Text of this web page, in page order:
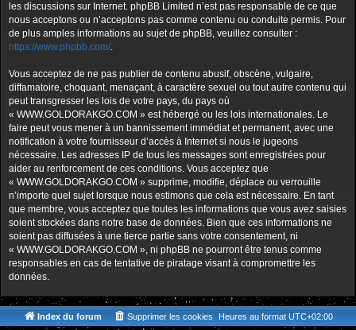
les discussions sur Internet. phpBB Limited n’est pas responsable de ce que
nous acceptons ou n’acceptons pas comme contenu ou conduite permis. Pour
de plus amples informations au sujet de phpBB, veuillez consulter :
https://www.phpbb.com/.
Vous acceptez de ne pas publier de contenu abusif, obscène, vulgaire,
diffamatoire, choquant, menaçant, à caractère sexuel ou tout autre contenu qui
peut transgresser les lois de votre pays, du pays où
« WWW.GOLDORAKGO.COM » est hébergé ou les lois internationales. Le
faire peut vous mener à un bannissement immédiat et permanent, avec une
notification à votre fournisseur d’accès à Internet si nous le jugeons
nécessaire. Les adresses IP de tous les messages sont enregistrées pour
aider au renforcement de ces conditions. Vous acceptez que
« WWW.GOLDORAKGO.COM » supprime, modifie, déplace ou verrouille
n’importe quel sujet lorsque nous estimons que cela est nécessaire. En tant
que membre, vous acceptez que toutes les informations que vous avez saisies
soient stockées dans notre base de données. Bien que ces informations ne
soient pas diffusées à une tierce partie sans votre consentement, ni
« WWW.GOLDORAKGO.COM », ni phpBB ne pourront être tenus comme
responsables en cas de tentative de piratage visant à compromettre les
données.
Index du forum Heures au format UTC+02:00
Supprimer les cookies